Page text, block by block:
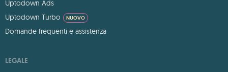
Uptodown Ads
Uptodown Turbo
NUOVO
Domande frequenti e assistenza
LEGALE